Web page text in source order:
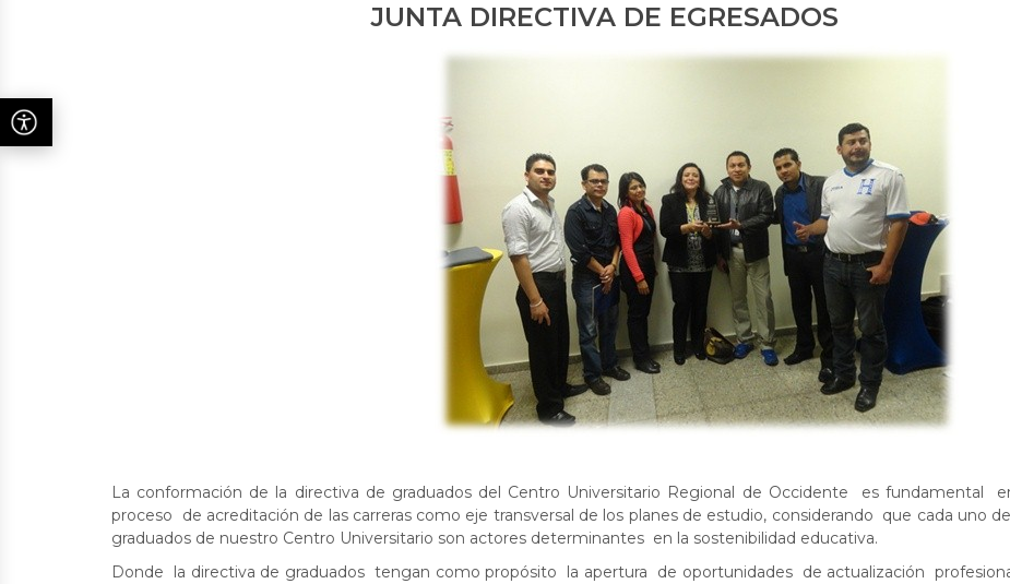
JUNTA DIRECTIVA DE EGRESADOS
La conformación de la directiva de graduados del Centro Universitario Regional de Occidente es fundamental
proceso de acreditación de las carreras como eje transversal de los planes de estudio, considerando que cada uno
graduados de nuestro Centro Universitario son actores determinantes en la sostenibilidad educativa.
Donde la directiva de graduados tengan como propósito la apertura de oportunidades de actualización